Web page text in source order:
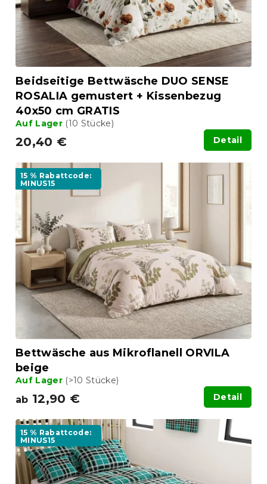
n
d
u
k
Beidseitige Bettwäsche DUO SENSE
ROSALIA gemustert + Kissenbezug
40x50 cm GRATIS
Auf Lager (10 Stücke)
20,40 € Detail
15 % Rabattcode:
MINUS15
Bettwäsche aus Mikroflanell ORVILA
beige
Auf Lager (>10 Stücke)
ab 12,90 € Detail
15 % Rabattcode:
MINUS15